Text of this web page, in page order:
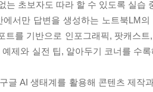
초보자도 따라 할 수 있도록 실습
서만 답변을 생성하는 노트북LM
트를 기반으로 인포그래픽, 팟캐스
제와 실전 팁, 알아두기 코너를 수
글 AI 생태계를 활용해 콘텐츠 제작